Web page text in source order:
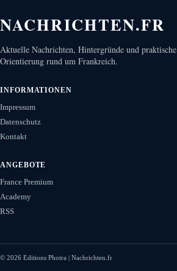
NACHRICHTEN.FR
Aktuelle Nachrichten, Hintergründe und praktische
Orientierung rund um Frankreich.
INFORMATIONEN
Impressum
Datenschutz
Kontakt
ANGEBOTE
France Premium
Academy
RSS
© 2026 Editions Photra | Nachrichten.fr